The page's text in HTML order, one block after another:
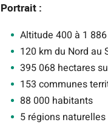
Portrait :
Altitude 400 à 1
120 km du Nord au
395 068 hectares
153 communes
88 000 habitants
5 régions naturelles